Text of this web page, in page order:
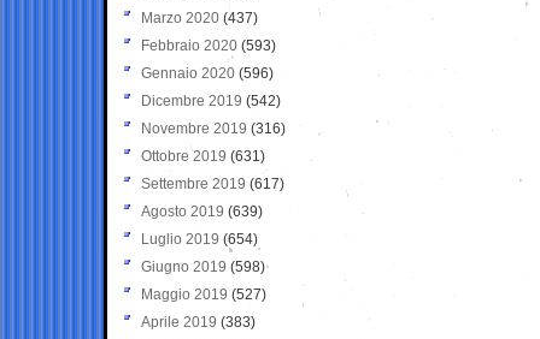
Marzo 2020 (437)
Febbraio 2020 (593)
Gennaio 2020 (596)
Dicembre 2019 (542)
Novembre 2019 (316)
Ottobre 2019 (631)
Settembre 2019 (617)
Agosto 2019 (639)
Luglio 2019 (654)
Giugno 2019 (598)
Maggio 2019 (527)
Aprile 2019 (383)